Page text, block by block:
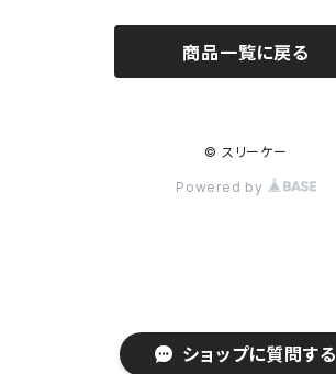
ショップに質問する
達人ミスト 原液180㎖
商品一覧に戻る
© スリーケー
Powered by